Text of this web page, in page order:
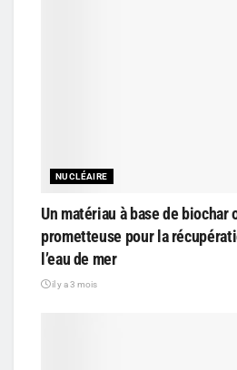
NUCLÉAIRE
Un matériau à base de biochar
prometteuse pour la
l’eau de mer
il y a 3 mois